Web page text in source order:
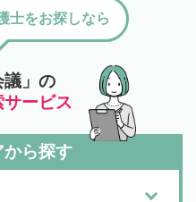
議」の
ービス
士をお探しなら
から探す